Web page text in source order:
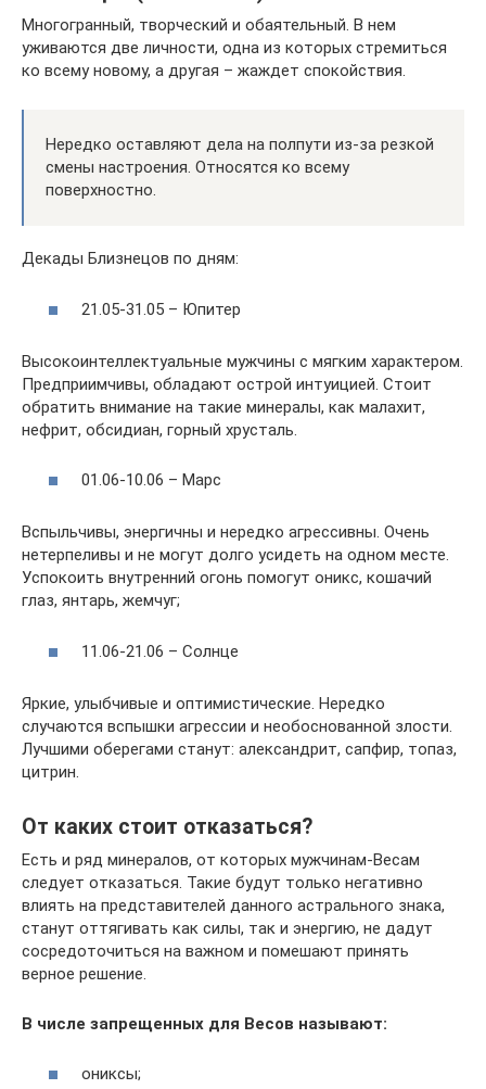
Многогранный, творческий и обаятельный. В нем
уживаются две личности, одна из которых стремиться
ко всему новому, а другая – жаждет спокойствия.
Нередко оставляют дела на полпути из-за резкой
смены настроения. Относятся ко всему
поверхностно.
Декады Близнецов по дням:
21.05-31.05 – Юпитер
Высокоинтеллектуальные мужчины с мягким характером.
Предприимчивы, обладают острой интуицией. Стоит
обратить внимание на такие минералы, как малахит,
нефрит, обсидиан, горный хрусталь.
01.06-10.06 – Марс
Вспыльчивы, энергичны и нередко агрессивны. Очень
нетерпеливы и не могут долго усидеть на одном месте.
Успокоить внутренний огонь помогут оникс, кошачий
глаз, янтарь, жемчуг;
11.06-21.06 – Солнце
Яркие, улыбчивые и оптимистические. Нередко
случаются вспышки агрессии и необоснованной злости.
Лучшими оберегами станут: александрит, сапфир, топаз,
цитрин.
От каких стоит отказаться?
Есть и ряд минералов, от которых мужчинам-Весам
следует отказаться. Такие будут только негативно
влиять на представителей данного астрального знака,
станут оттягивать как силы, так и энергию, не дадут
сосредоточиться на важном и помешают принять
верное решение.
В числе запрещенных для Весов называют:
ониксы;